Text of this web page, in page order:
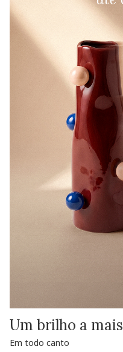
Um brilho a mais
Em todo canto